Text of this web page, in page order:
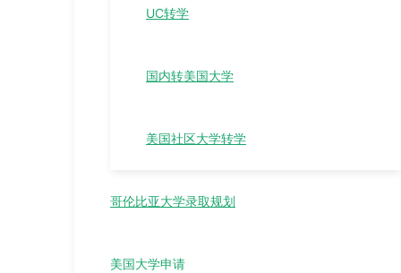
UC转学
国内转美国大学
美国社区大学转学
哥伦比亚大学录取规划
美国大学申请